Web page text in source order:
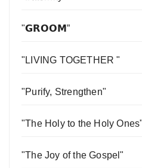
"𝗚𝗥𝗢𝗢𝗠”
"LIVING TOGETHER "
"Purify, Strengthen"
"The Holy to the Holy Ones"
"The Joy of the Gospel"